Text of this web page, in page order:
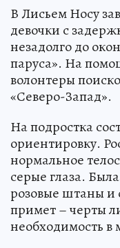
В Лисьем Носу
девочки с
незадолго до
паруса». На
волонтеры
«Северо-Запад».
На подростка
ориентировку.
нормальное
серые глаза.
розовые штаны и
примет – черты
необходимость